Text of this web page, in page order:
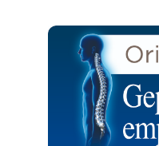
Политика конфиденциальности